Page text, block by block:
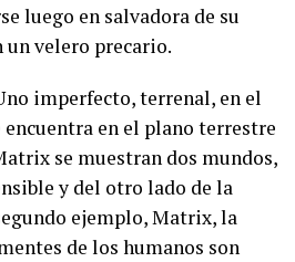
luego en salvadora de su
un velero precario.
imperfecto, terrenal, en el
encuentra en el plano terrestre
se muestran dos mundos,
y del otro lado de la
ejemplo, Matrix, la
de los humanos son